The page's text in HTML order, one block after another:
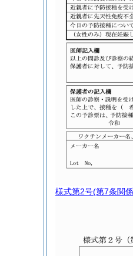
様式第2号(第7条関